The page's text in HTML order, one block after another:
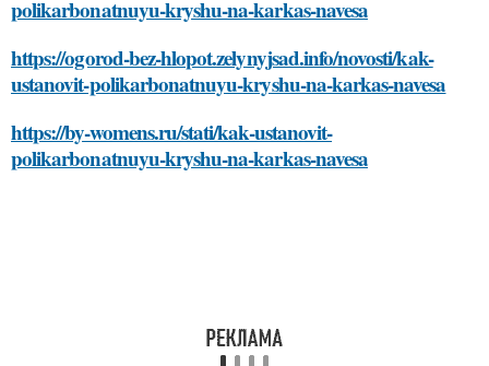
polikarbonatnuyu-kryshu-na-karkas-navesa
https://ogorod-bez-hlopot.zelynyjsad.info/novosti/kak-
ustanovit-polikarbonatnuyu-kryshu-na-karkas-navesa
https://by-womens.ru/stati/kak-ustanovit-
polikarbonatnuyu-kryshu-na-karkas-navesa